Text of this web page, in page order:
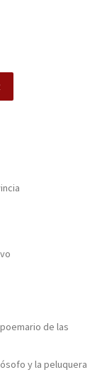
de las
y la peluquera